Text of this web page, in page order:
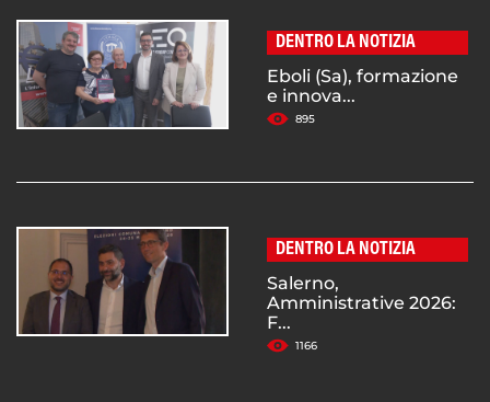
DENTRO LA NOTIZIA
Eboli (Sa), formazione
e innova...
895
DENTRO LA NOTIZIA
Salerno,
Amministrative 2026:
F...
1166